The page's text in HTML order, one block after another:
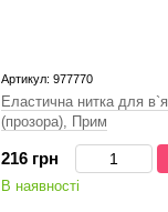
Артикул: 977770
Еластична нитка для
(прозора), Прим
216 грн
В наявності